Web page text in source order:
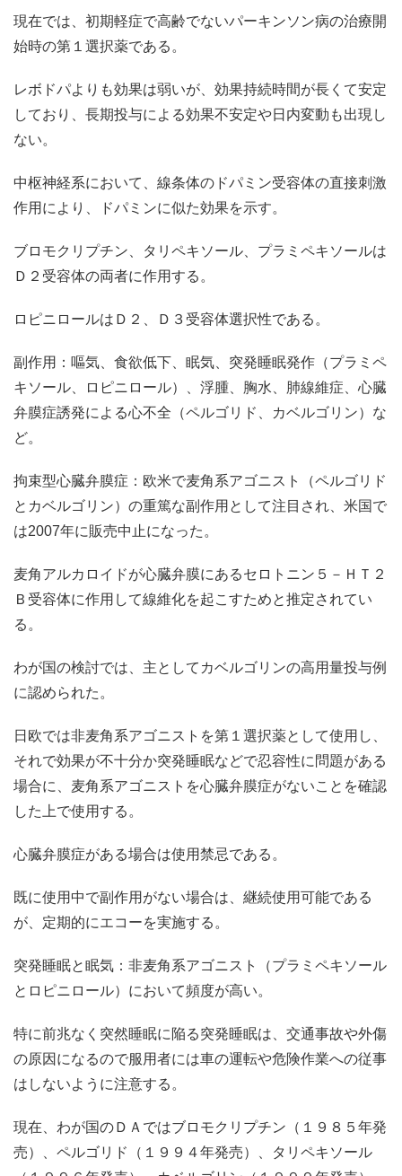
現在では、初期軽症で高齢でないパーキンソン病の治療開
始時の第１選択薬である。
レボドパよりも効果は弱いが、効果持続時間が長くて安定
しており、長期投与による効果不安定や日内変動も出現し
ない。
中枢神経系において、線条体のドパミン受容体の直接刺激
作用により、ドパミンに似た効果を示す。
ブロモクリプチン、タリペキソール、プラミペキソールは
Ｄ２受容体の両者に作用する。
ロピニロールはＤ２、Ｄ３受容体選択性である。
副作用：嘔気、食欲低下、眠気、突発睡眠発作（プラミペ
キソール、ロピニロール）、浮腫、胸水、肺線維症、心臓
弁膜症誘発による心不全（ペルゴリド、カベルゴリン）な
ど。
拘束型心臓弁膜症：欧米で麦角系アゴニスト（ペルゴリド
とカベルゴリン）の重篤な副作用として注目され、米国で
は2007年に販売中止になった。
麦角アルカロイドが心臓弁膜にあるセロトニン５－ＨＴ２
Ｂ受容体に作用して線維化を起こすためと推定されてい
る。
わが国の検討では、主としてカベルゴリンの高用量投与例
に認められた。
日欧では非麦角系アゴニストを第１選択薬として使用し、
それで効果が不十分か突発睡眠などで忍容性に問題がある
場合に、麦角系アゴニストを心臓弁膜症がないことを確認
した上で使用する。
心臓弁膜症がある場合は使用禁忌である。
既に使用中で副作用がない場合は、継続使用可能である
が、定期的にエコーを実施する。
突発睡眠と眠気：非麦角系アゴニスト（プラミペキソール
とロピニロール）において頻度が高い。
特に前兆なく突然睡眠に陥る突発睡眠は、交通事故や外傷
の原因になるので服用者には車の運転や危険作業への従事
はしないように注意する。
現在、わが国のＤＡではブロモクリプチン（１９８５年発
売）、ペルゴリド（１９９４年発売）、タリペキソール